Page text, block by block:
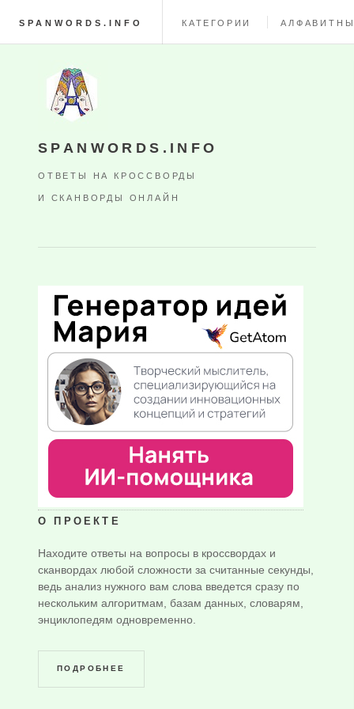
SPANWORDS.INFO КАТЕГОРИИ
SPANWORDS.INFO
ОТВЕТЫ НА КРОССВОРДЫ
И СКАНВОРДЫ ОНЛАЙН
О ПРОЕКТЕ
Находите ответы на вопросы в кроссвордах и
сканвордах любой сложности за считанные секунды,
ведь анализ нужного вам слова введется сразу по
нескольким алгоритмам, базам данных, словарям,
энциклопедям одновременно.
ПОДРОБНЕЕ